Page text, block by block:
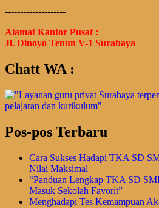
--------------------
Alamat Kantor Pusat :
Jl. Dinoyo Tenun V-1 Surabaya
Chatt WA :
Pos-pos Terbaru
Cara Sukses Hadapi TKA SD
Nilai Maksimal
“Panduan Lengkap TKA SD
Masuk Sekolah Favorit”
Menghadapi Tes Kemampuan